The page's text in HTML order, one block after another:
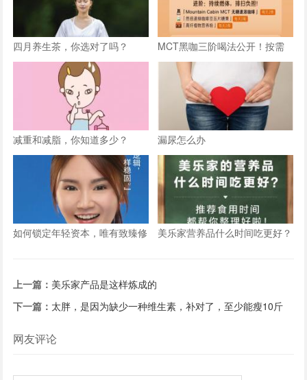
四月养生茶，你选对了吗？
MCT黑咖三阶喝法公开！按需
跟喝，加速燃体
减重和减脂，你知道多少？ 漏尿怎么办
如何锁定年轻资本，唯有致臻修
美乐家营养品什么时间吃更好？
上一篇： 美乐家产品是这样炼成的
下一篇： 太胖，是因为缺少一种维生素，补对了，至少能瘦10斤
网友评论